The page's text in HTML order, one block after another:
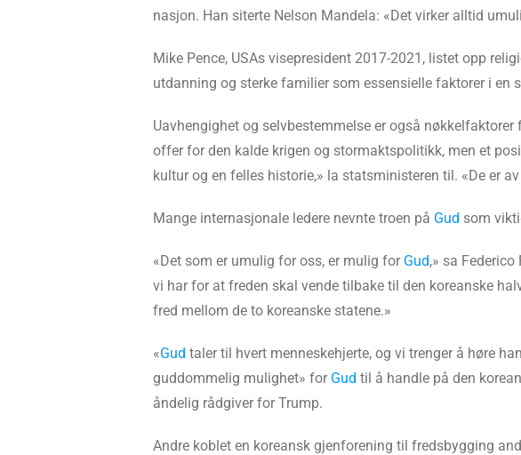
nasjon. Han siterte Nelson Mandela: «Det virker alltid
Mike Pence, USAs visepresident 2017-2021, listet opp
utdanning og sterke familier som essensielle faktorer i en
Uavhengighet og selvbestemmelse er også
offer for den kalde krigen og stormaktspolitikk, men et
kultur og en felles historie,» la statsministeren til. «De er
Mange internasjonale ledere nevnte troen på Gud som
«Det som er umulig for oss, er mulig for Gud,» sa
vi har for at freden skal vende tilbake til den koreanske
fred mellom de to koreanske statene.»
«Gud taler til hvert menneskehjerte, og vi trenger å høre
guddommelig mulighet» for Gud til å handle på den
åndelig rådgiver for Trump.
Andre koblet en koreansk gjenforening til fredsbygging